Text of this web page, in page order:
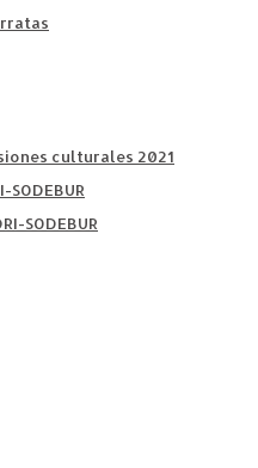
culturales 2021
SODEBUR
SODEBUR